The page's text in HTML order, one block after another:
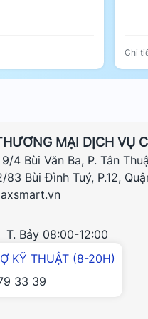
động hoàn hảo trên các
Plug and Playgiúp
TP-Link UE306 là món
Switch và muốn
ổn định tuyệt vời từ cổng
nhân của bạn.
Chi
MẠI DỊCH VỤ
4 Bùi Văn Ba, P. Tân
Bùi Đình Tuý, P.12,
T. Bảy 08:00-12:00
KỸ THUẬT (8-20H)
33 39